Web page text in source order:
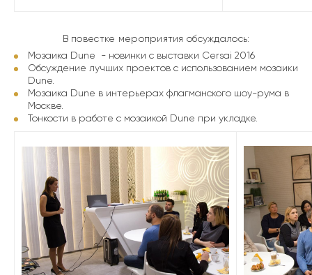
В повестке мероприятия обсуждалось:
Мозаика Dune - новинки с выставки Cersai 2016
Обсуждение лучших проектов с использованием мозаики
Dune.
Мозаика Dune в интерьерах флагманского шоу-рума в
Москве.
Тонкости в работе с мозаикой Dune при укладке.